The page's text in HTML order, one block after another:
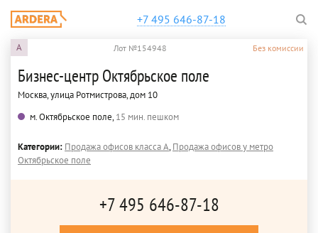
+7 495 646-87-18
A Лот №154948 Без комиссии
Бизнес-центр Октябрьское поле
Москва, улица Ротмистрова, дом 10
м. Октябрьское поле,15 мин. пешком
Категории: Продажа офисов класса A,Продажа офисов у метро
Октябрьское поле
+7 495 646-87-18